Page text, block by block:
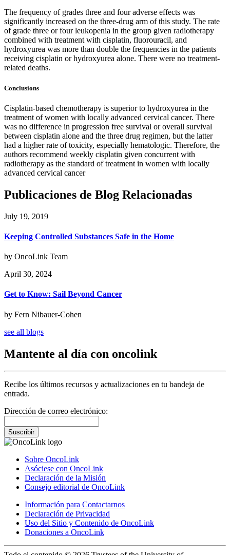
The frequency of grades three and four adverse effects was
significantly increased on the three-drug arm of this study. The rate
of grade three or four leukopenia in the group given radiotherapy
combined with treatment with cisplatin, fluorouracil, and
hydroxyurea was more than double the frequencies in the patients
receiving cisplatin or hydroxyurea alone. There were no treatment-
related deaths.
Conclusions
Cisplatin-based chemotherapy is superior to hydroxyurea in the
treatment of women with locally advanced cervical cancer. There
was no difference in progression free survival or overall survival
between cisplatin alone and the three drug regimen, but the latter
had a higher rate of toxicity, especially hematologic. Therefore, the
authors recommend weekly cisplatin given concurrent with
radiotherapy as the standard of treatment in women with locally
advanced cervical cancer
Publicaciones de Blog Relacionadas
July 19, 2019
Keeping Controlled Substances Safe in the Home
by OncoLink Team
April 30, 2024
Get to Know: Sail Beyond Cancer
by Fern Nibauer-Cohen
see all blogs
Mantente al día con oncolink
Recibe los últimos recursos y actualizaciones en tu bandeja de
entrada.
Dirección de correo electrónico:
Suscribir
Sobre OncoLink
Asóciese con OncoLink
Declaración de la Misión
Consejo editorial de OncoLink
Información para Contactarnos
Declaración de Privacidad
Uso del Sitio y Contenido de OncoLink
Donaciones a OncoLink